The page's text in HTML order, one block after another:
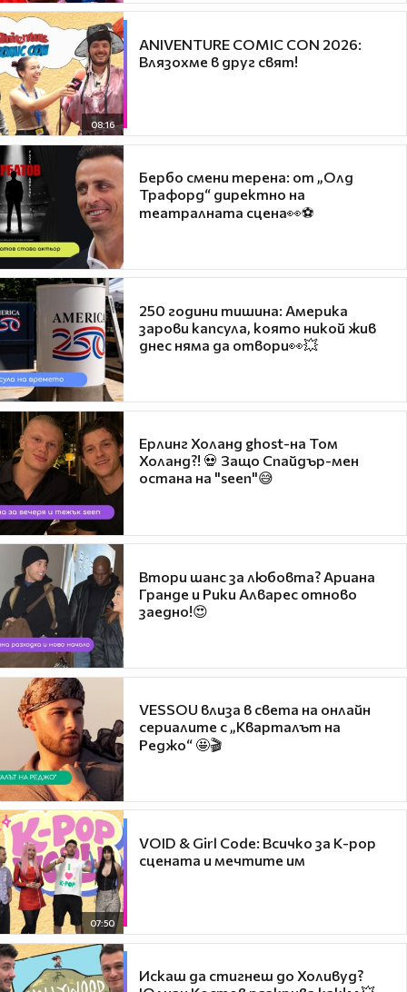
08:16
ANIVENTURE COMIC CON 2026:
Влязохме в друг свят!
Бербо смени терена: от „Олд
Трафорд“ директно на
театралната сцена👀⚽
250 години тишина: Америка
зарови капсула, която никой жив
днес няма да отвори👀💥
Ерлинг Холанд ghost-на Том
Холанд?! 💀 Защо Спайдър-мен
остана на "seen"😅
Втори шанс за любовта? Ариана
Гранде и Рики Алварес отново
заедно!😍
VESSOU влиза в света на онлайн
сериалите с „Кварталът на
Реджо“ 🤩🎬
07:50
VOID & Girl Code: Всичко за K-pop
сцената и мечтите им
Искаш да стигнеш до Холивуд?